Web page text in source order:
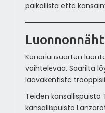
paikallista että
Kanariansaarten
vaihtelevaa. Saarilta
laavakentistä
Teiden
kansallispuisto